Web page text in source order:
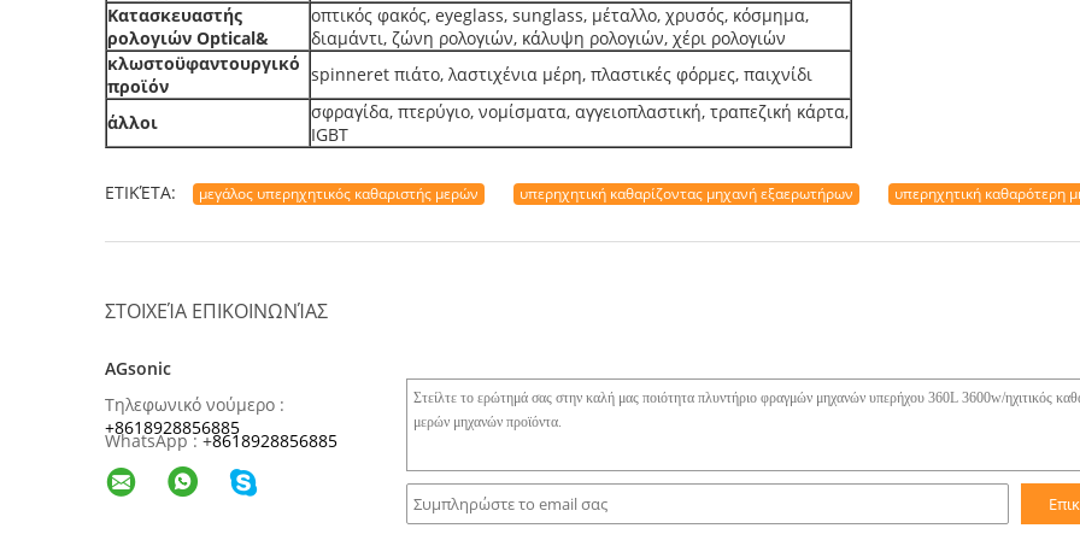
Κατασκευαστής
ρολογιών Optical&
οπτικός φακός, eyeglass, sunglass, μέταλλο, χρυσός, κόσμημα,
διαμάντι, ζώνη ρολογιών, κάλυψη ρολογιών, χέρι ρολογιών
κλωστοϋφαντουργικό
προϊόν
spinneret πιάτο, λαστιχένια μέρη, πλαστικές φόρμες, παιχνίδι
άλλοι
σφραγίδα, πτερύγιο, νομίσματα, αγγειοπλαστική, τραπεζική κάρτα,
IGBT
ΕΤΙΚΈΤΑ: μεγάλος υπερηχητικός καθαριστής μερών υπερηχητική καθαρίζοντας μηχανή εξαερωτήρων υπερηχητική καθαρότερη
ΣΤΟΙΧΕΊΑ ΕΠΙΚΟΙΝΩΝΊΑΣ
AGsonic
Τηλεφωνικό νούμερο :
+8618928856885
WhatsApp :+8618928856885